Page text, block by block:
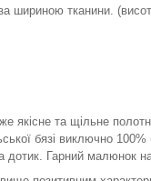
шириною тканини.
якісне та щільне
бязі виключно
Гарний малюнок